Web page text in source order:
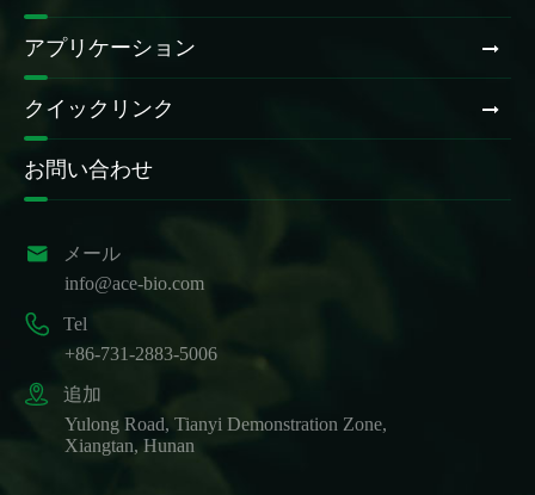
アプリケーション
クイックリンク
お問い合わせ

メール
info@ace-bio.com

Tel
+86-731-2883-5006

追加
Yulong Road, Tianyi Demonstration Zone,
Xiangtan, Hunan